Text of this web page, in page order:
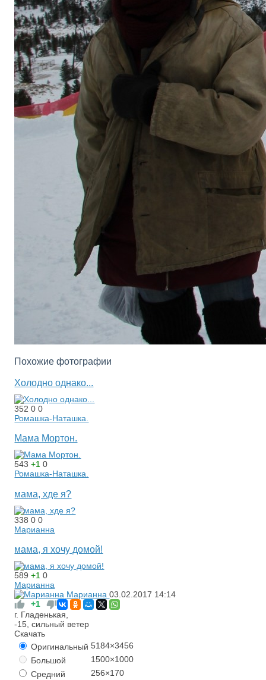
Похожие фотографии
Холодно однако...
35200
Ромашка-Наташка.
Мама Мортон.
543+10
Ромашка-Наташка.
мама, хде я?
33800
Марианна
мама, я хочу домой!
589+10
Марианна
Марианна03.02.2017 14:14
+1
г. Гладенькая,
-15, сильный ветер
Скачать
Оригинальный 5184×3456
Большой
1500×1000
Средний
256×170